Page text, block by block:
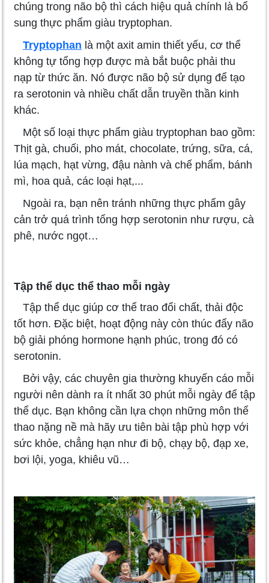
chúng trong não bộ thì cách hiệu quả chính là bổ
sung thực phẩm giàu tryptophan.
Tryptophan là một axit amin thiết yếu, cơ thể
không tự tổng hợp được mà bắt buộc phải thu
nạp từ thức ăn. Nó được não bộ sử dụng để tạo
ra serotonin và nhiều chất dẫn truyền thần kinh
khác.
Một số loại thực phẩm giàu tryptophan bao gồm:
Thịt gà, chuối, pho mát, chocolate, trứng, sữa, cá,
lúa mạch, hạt vừng, đậu nành và chế phẩm, bánh
mì, hoa quả, các loại hạt,...
Ngoài ra, bạn nên tránh những thực phẩm gây
cản trở quá trình tổng hợp serotonin như rượu, cà
phê, nước ngọt…
Tập thể dục thể thao mỗi ngày
Tập thể dục giúp cơ thể trao đổi chất, thải độc
tốt hơn. Đặc biệt, hoạt động này còn thúc đẩy não
bộ giải phóng hormone hạnh phúc, trong đó có
serotonin.
Bởi vậy, các chuyên gia thường khuyến cáo mỗi
người nên dành ra ít nhất 30 phút mỗi ngày để tập
thể dục. Bạn không cần lựa chọn những môn thể
thao nặng nề mà hãy ưu tiên bài tập phù hợp với
sức khỏe, chẳng hạn như đi bộ, chạy bộ, đạp xe,
bơi lội, yoga, khiêu vũ…